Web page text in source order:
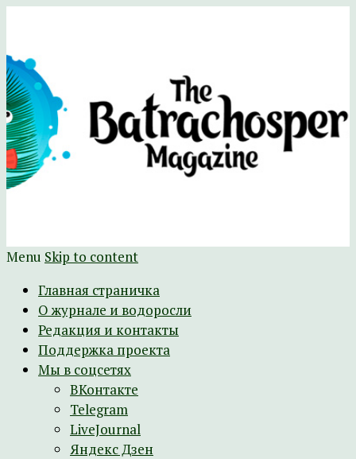
The Batrachospermum Magazine
Батрахоспермум (официальный сайт)
Menu Skip to content
Главная страничка
О журнале и водоросли
Редакция и контакты
Поддержка проекта
Мы в соцсетях
ВКонтакте
Telegram
LiveJournal
Яндекс Дзен